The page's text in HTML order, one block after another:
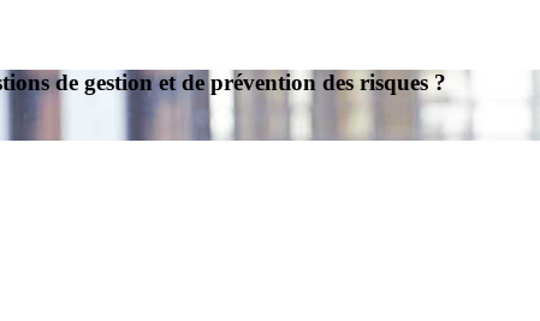
de gestion et de prévention des risques ?